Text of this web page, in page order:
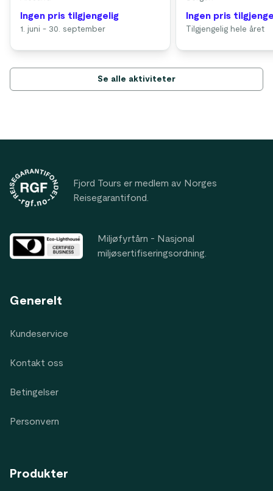
Ingen pris tilgjengelig
1. juni - 30. september
Ingen pris
Tilgjengelig hele året
Se alle aktiviteter
Fjord Tours er medlem av Norges
Reisegarantifond.
Miljøfyrtårn - Nasjonal
miljøsertifiseringsordning.
Generelt
Kundeservice
Kontakt oss
Betingelser
Personvern
Produkter